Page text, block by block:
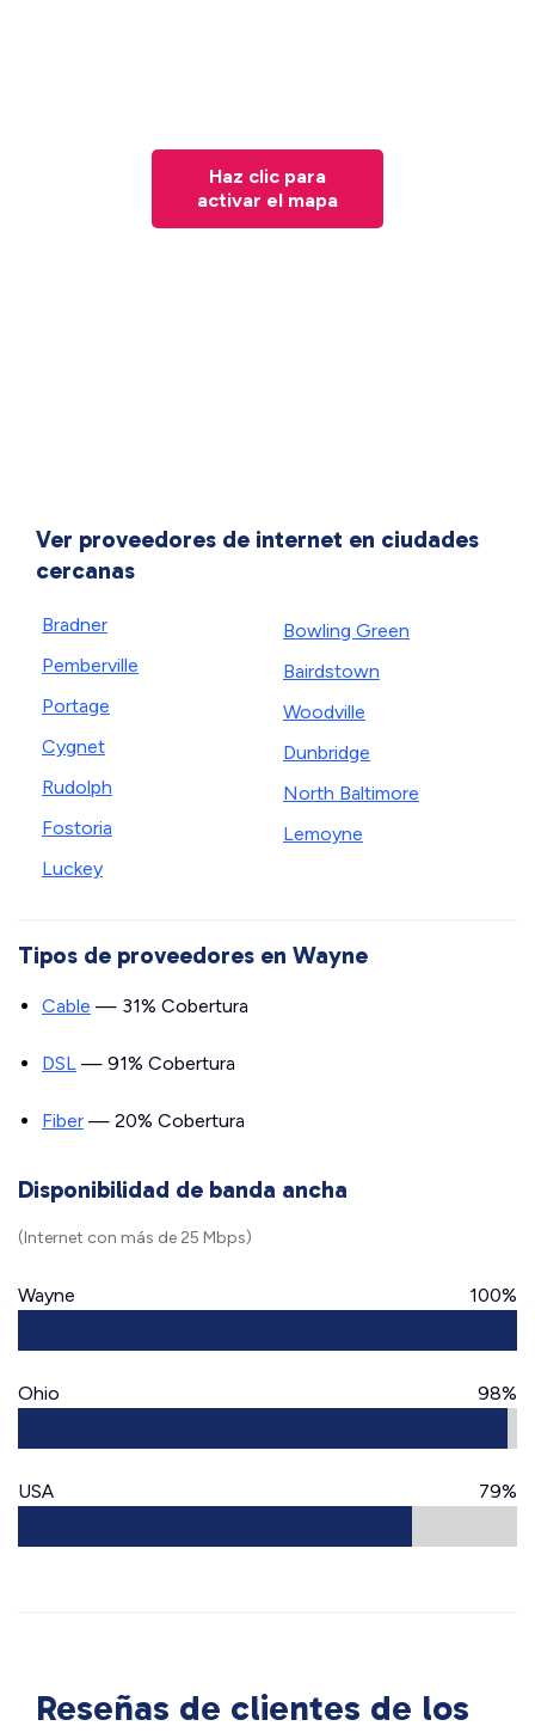
Haz clic para
activar el mapa
Ver proveedores de internet en ciudades
cercanas
Bradner
Pemberville
Portage
Cygnet
Rudolph
Fostoria
Luckey
Bowling Green
Bairdstown
Woodville
Dunbridge
North Baltimore
Lemoyne
Tipos de proveedores en Wayne
Cable — 31% Cobertura
DSL — 91% Cobertura
Fiber — 20% Cobertura
Disponibilidad de banda ancha
(Internet con más de 25 Mbps)
Wayne 100%
Ohio 98%
USA 79%
Reseñas de clientes de los